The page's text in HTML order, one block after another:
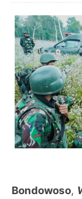
Bondowoso,